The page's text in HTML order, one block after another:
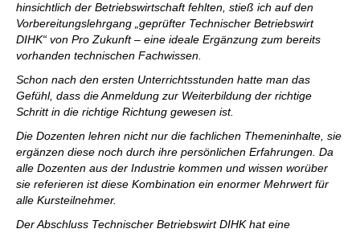
hinsichtlich der Betriebswirtschaft fehlten, stieß ich auf den
Vorbereitungslehrgang „geprüfter Technischer Betriebswirt
DIHK“ von Pro Zukunft – eine ideale Ergänzung zum bereits
vorhanden technischen Fachwissen.
Schon nach den ersten Unterrichtsstunden hatte man das
Gefühl, dass die Anmeldung zur Weiterbildung der richtige
Schritt in die richtige Richtung gewesen ist.
Die Dozenten lehren nicht nur die fachlichen Themeninhalte, sie
ergänzen diese noch durch ihre persönlichen Erfahrungen. Da
alle Dozenten aus der Industrie kommen und wissen worüber
sie referieren ist diese Kombination ein enormer Mehrwert für
alle Kursteilnehmer.
Der Abschluss Technischer Betriebswirt DIHK hat eine